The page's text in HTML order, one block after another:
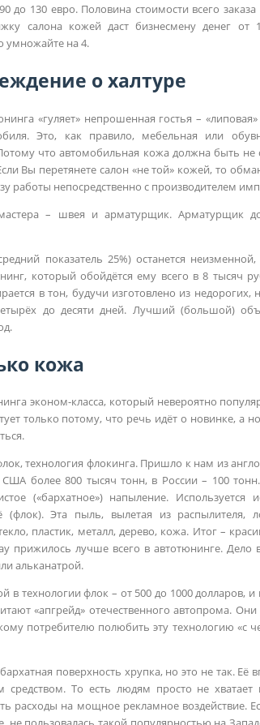
до 130 евро. Половина стоимости всего
салона кожей даст бизнесмену денег
умножайте на 4.
о халтуре
«гуляет» непрошенная гостья –
Это, как правило, мебельная или
что автомобильная кожа должна быть не
Вы перетянете салон «не той» кожей, то
работы непосредственно с производителем
– швея и арматурщик. Арматурщик
показатель 25%) останется
который обойдётся ему всего в 8 тысяч
в тон, будучи изготовлено из
до десяти дней. Лучший (большой)
кожа
эконом-класса, который невероятно
только потому, что речь идёт о новинке, а
технология флокинга. Пришло к нам из
более 800 тысяч тонн, в России – 100
(«бархатное») напыление. Используется
(флок). Эта пыль, вылетая из
пластик, металл, дерево, кожа. Итог –
прижилось лучше всего в автотюнинге.
альканатрой.
в технологии флок – от 500 до 1000 долларов, и
«апгрейд» отечественного автопрома.
потребителю полюбить эту технологию «с
поверхность хрупка, но это не так.
То есть людям просто не хватает
расходы на мощное рекламное воздействие.